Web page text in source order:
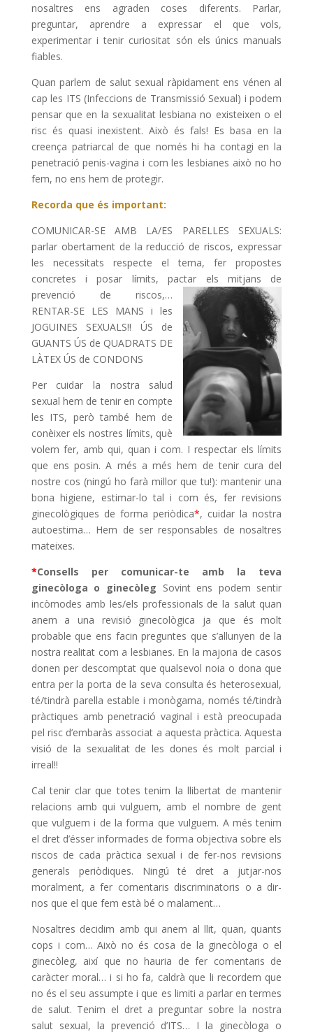
nosaltres ens agraden coses diferents. Parlar,
preguntar, aprendre a expressar el que vols,
experimentar i tenir curiositat són els únics manuals
fiables.
Quan parlem de salut sexual ràpidament ens vénen al
cap les ITS (Infeccions de Transmissió Sexual) i podem
pensar que en la sexualitat lesbiana no existeixen o el
risc és quasi inexistent. Això és fals! Es basa en la
creença patriarcal de que només hi ha contagi en la
penetració penis-vagina i com les lesbianes això no ho
fem, no ens hem de protegir.
Recorda que és important:
COMUNICAR-SE AMB LA/ES PARELLES SEXUALS:
parlar obertament de la reducció de riscos, expressar
les necessitats respecte el tema, fer propostes
concretes i posar límits, pactar els mitjans de
prevenció de riscos,…
RENTAR-SE LES MANS i les
JOGUINES SEXUALS!! ÚS de
GUANTS ÚS de QUADRATS DE
LÀTEX ÚS de CONDONS
Per cuidar la nostra salud
sexual hem de tenir en compte
les ITS, però també hem de
conèixer els nostres límits, què
volem fer, amb qui, quan i com. I respectar els límits
que ens posin. A més a més hem de tenir cura del
nostre cos (ningú ho farà millor que tu!): mantenir una
bona higiene, estimar-lo tal i com és, fer revisions
ginecològiques de forma periòdica*, cuidar la nostra
autoestima… Hem de ser responsables de nosaltres
mateixes.
*Consells per comunicar-te amb la teva
ginecòloga o ginecòleg Sovint ens podem sentir
incòmodes amb les/els professionals de la salut quan
anem a una revisió ginecològica ja que és molt
probable que ens facin preguntes que s’allunyen de la
nostra realitat com a lesbianes. En la majoria de casos
donen per descomptat que qualsevol noia o dona que
entra per la porta de la seva consulta és heterosexual,
té/tindrà parella estable i monògama, només té/tindrà
pràctiques amb penetració vaginal i està preocupada
pel risc d’embaràs associat a aquesta pràctica. Aquesta
visió de la sexualitat de les dones és molt parcial i
irreal!!
Cal tenir clar que totes tenim la llibertat de mantenir
relacions amb qui vulguem, amb el nombre de gent
que vulguem i de la forma que vulguem. A més tenim
el dret d’ésser informades de forma objectiva sobre els
riscos de cada pràctica sexual i de fer-nos revisions
generals periòdiques. Ningú té dret a jutjar-nos
moralment, a fer comentaris discriminatoris o a dir-
nos que el que fem està bé o malament…
Nosaltres decidim amb qui anem al llit, quan, quants
cops i com… Això no és cosa de la ginecòloga o el
ginecòleg, així que no hauria de fer comentaris de
caràcter moral… i si ho fa, caldrà que li recordem que
no és el seu assumpte i que es limiti a parlar en termes
de salut. Tenim el dret a preguntar sobre la nostra
salut sexual, la prevenció d’ITS… I la ginecòloga o